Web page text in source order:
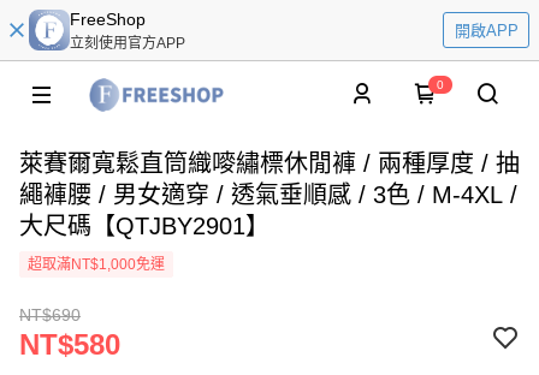
FreeShop
立刻使用官方APP
開啟APP
0
萊賽爾寬鬆直筒織嘜繡標休閒褲 / 兩種厚度 / 抽
繩褲腰 / 男女適穿 / 透氣垂順感 / 3色 / M-4XL /
大尺碼【QTJBY2901】
超取滿NT$1,000免運
NT$690
NT$580